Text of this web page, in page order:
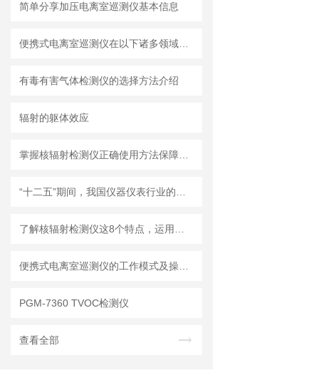
简单分享加压电离室巡测仪基本信息
有毒有害气体检测仪的选择方法介绍
辐射的躯体效应
PGM-7360 TVOC检测仪
查看全部